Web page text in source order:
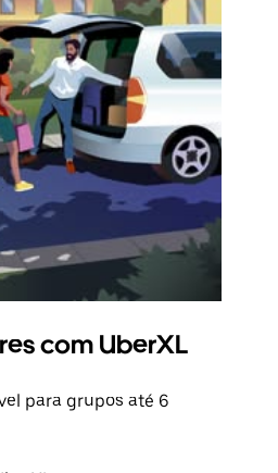
com UberXL
para grupos até 6